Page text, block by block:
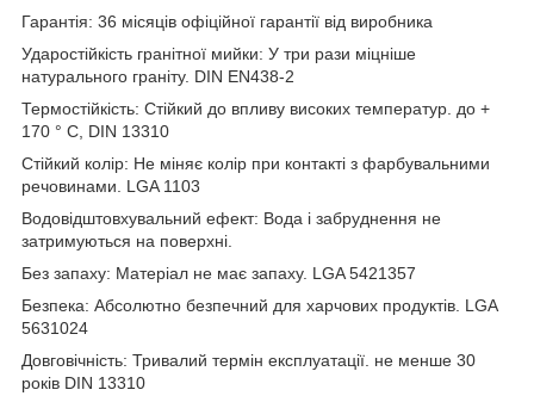
Гарантія: 36 місяців офіційної гарантії від виробника
Ударостійкість гранітної мийки: У три рази міцніше
натурального граніту. DIN EN438-2
Термостійкість: Стійкий до впливу високих температур. до +
170 ° C, DIN 13310
Стійкий колір: Не міняє колір при контакті з фарбувальними
речовинами. LGA 1103
Водовідштовхувальний ефект: Вода і забруднення не
затримуються на поверхні.
Без запаху: Матеріал не має запаху. LGA 5421357
Безпека: Абсолютно безпечний для харчових продуктів. LGA
5631024
Довговічність: Тривалий термін експлуатації. не менше 30
років DIN 13310